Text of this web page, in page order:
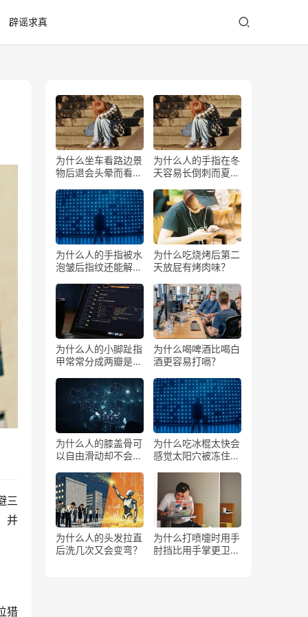
辟谣求真
三
并
猎
为什么坐车看路边景
物后退会头晕而看前
为什么人的手指在冬
天容易长倒刺而夏天
为什么人的手指被水
泡皱后指纹还能解锁
为什么吃烧烤后第二
天放屁有烤肉味？
为什么人的小脚趾指
甲常常分成两瓣是返
为什么喝啤酒比喝白
酒更容易打嗝？
为什么人的膝盖骨可
以自由滑动却不会掉
为什么吃冰棍太快会
感觉太阳穴被冻住了
为什么人的头发拉直
后洗几次又会变弯？
为什么打喷嚏时用手
肘挡比用手掌更卫